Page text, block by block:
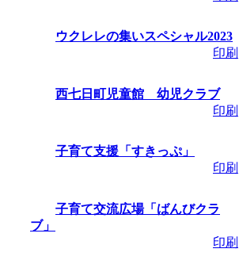
付期間：～
10～2026/08/
て交流広場「
07/13～
て交流広場「
ウクレレの集いスペシャル2023
印刷
西七日町児童館 幼児クラブ
印刷
子育て支援「すきっぷ」
印刷
子育て交流広場「ばんびクラ
ブ」
印刷